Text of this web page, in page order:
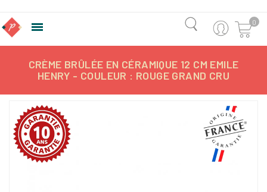
 0
CRÈME BRÛLÉE EN CÉRAMIQUE 12 CM EMILE
HENRY - COULEUR : ROUGE GRAND CRU